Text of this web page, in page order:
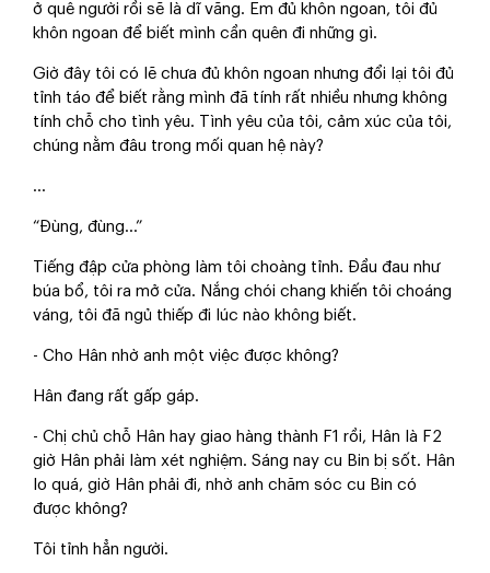
ở quê người rồi sẽ là dĩ vãng. Em đủ khôn ngoan, tôi đủ
khôn ngoan để biết mình cần quên đi những gì.
Giờ đây tôi có lẽ chưa đủ khôn ngoan nhưng đổi lại tôi đủ
tỉnh táo để biết rằng mình đã tính rất nhiều nhưng không
tính chỗ cho tình yêu. Tình yêu của tôi, cảm xúc của tôi,
chúng nằm đâu trong mối quan hệ này?
...
“Đùng, đùng...”
Tiếng đập cửa phòng làm tôi choàng tỉnh. Đầu đau như
búa bổ, tôi ra mở cửa. Nắng chói chang khiến tôi choáng
váng, tôi đã ngủ thiếp đi lúc nào không biết.
- Cho Hân nhờ anh một việc được không?
Hân đang rất gấp gáp.
- Chị chủ chỗ Hân hay giao hàng thành F1 rồi, Hân là F2
giờ Hân phải làm xét nghiệm. Sáng nay cu Bin bị sốt. Hân
lo quá, giờ Hân phải đi, nhờ anh chăm sóc cu Bin có
được không?
Tôi tỉnh hẳn người.